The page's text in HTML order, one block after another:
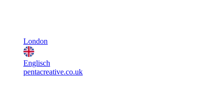
London
Englisch
pentacreative.co.uk